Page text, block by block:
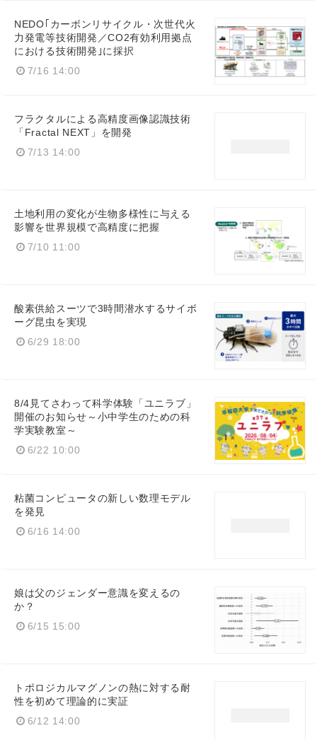
NEDO｢カーボンリサイクル・次世代火
力発電等技術開発／CO2有効利用拠点
における技術開発｣に採択
7/16 14:00
フラクタルによる高精度画像認識技術
「Fractal NEXT」を開発
7/13 14:00
土地利用の変化が生物多様性に与える
影響を世界規模で高精度に把握
7/10 11:00
酸素供給スーツで3時間潜水するサイボ
ーグ昆虫を実現
6/29 18:00
8/4見てさわって科学体験「ユニラブ」
開催のお知らせ～小中学生のための科
学実験教室～
6/22 10:00
粘菌コンピュータの新しい数理モデル
を発見
6/16 14:00
娘は父のジェンダー意識を変えるの
か？
6/15 15:00
トポロジカルマグノンの熱に対する耐
性を初めて理論的に実証
6/12 14:00